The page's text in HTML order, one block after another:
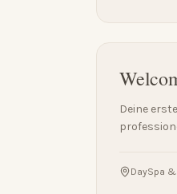
Deine
DaySpa